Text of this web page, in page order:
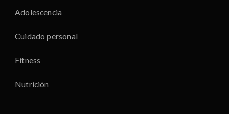
Adolescencia
Cuidado personal
Fitness
Nutrición